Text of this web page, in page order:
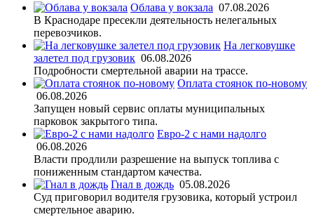
Облава у вокзала 07.08.2026
В Краснодаре пресекли деятельность нелегальных
перевозчиков.
На легковушке
залетел под грузовик 06.08.2026
Подробности смертельной аварии на трассе.
Оплата стоянок по-новому
06.08.2026
Запущен новый сервис оплаты муниципальных
парковок закрытого типа.
Евро-2 с нами надолго
06.08.2026
Власти продлили разрешение на выпуск топлива с
пониженным стандартом качества.
Гнал в дождь 05.08.2026
Суд приговорил водителя грузовика, который устроил
смертельное аварию.